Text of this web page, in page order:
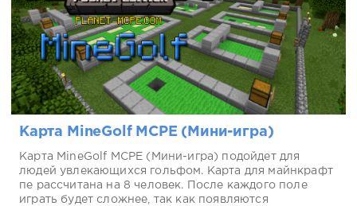
Карта MineGolf MCPE (Мини-игра)
Карта MineGolf MCPE (Мини-игра) подойдет для
людей увлекающихся гольфом. Карта для майнкрафт
пе рассчитана на 8 человек. После каждого поле
играть будет сложнее, так как появляются